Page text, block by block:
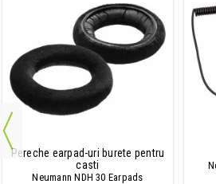
Pereche earpad-uri burete pentru
casti
Neumann NDH 30 Earpads